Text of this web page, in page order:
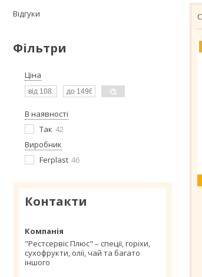
Відгуки
Фільтри
Ціна
В наявності
Так 42
Виробник
Ferplast 46
Контакти
"Рестсервіс Плюс" – спеції, горіхи,
сухофрукти, олії, чай та багато
іншого